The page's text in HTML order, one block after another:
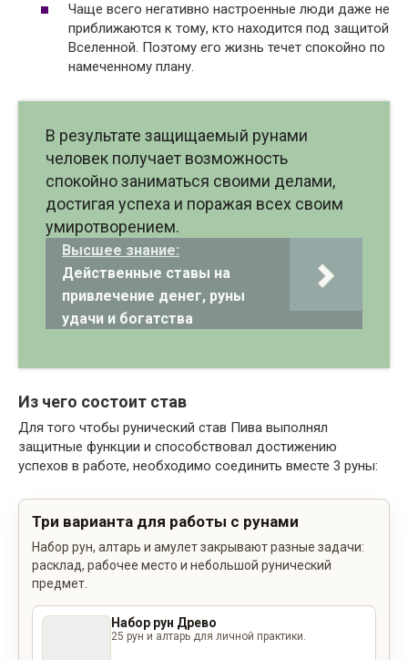
Чаще всего негативно настроенные люди даже не
приближаются к тому, кто находится под защитой
Вселенной. Поэтому его жизнь течет спокойно по
намеченному плану.
В результате защищаемый рунами
человек получает возможность
спокойно заниматься своими делами,
достигая успеха и поражая всех своим
умиротворением.
Высшее знание:
Действенные ставы на
привлечение денег, руны
удачи и богатства
Из чего состоит став
Для того чтобы рунический став Пива выполнял
защитные функции и способствовал достижению
успехов в работе, необходимо соединить вместе 3 руны:
Три варианта для работы с рунами
Набор рун, алтарь и амулет закрывают разные задачи:
расклад, рабочее место и небольшой рунический
предмет.
Набор рун Древо
25 рун и алтарь для личной практики.